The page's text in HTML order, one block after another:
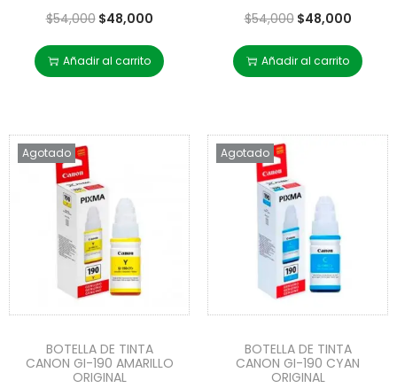
$54,000 $48,000
Añadir al carrito
$54,000 $48,000
Añadir al carrito
Agotado
BOTELLA DE TINTA
CANON GI-190 AMARILLO
ORIGINAL
Agotado
BOTELLA DE TINTA
CANON GI-190 CYAN
ORIGINAL